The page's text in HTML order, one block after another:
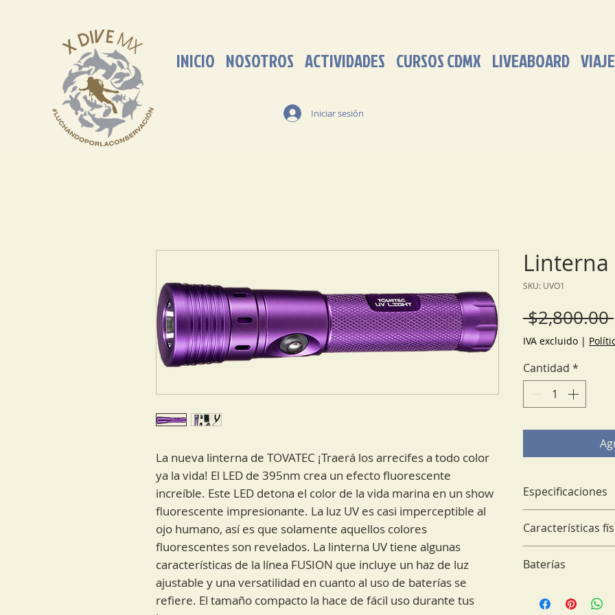
INICIO NOSOTROS ACTIVIDADES CURSOS CDMX LIVEABOARD
Iniciar sesión
La nueva linterna de TOVATEC ¡Traerá los arrecifes a todo color
ya la vida! El LED de 395nm crea un efecto fluorescente
increíble. Este LED detona el color de la vida marina en un show
fluorescente impresionante. La luz UV es casi imperceptible al
ojo humano, así es que solamente aquellos colores
fluorescentes son revelados. La linterna UV tiene algunas
características de la línea FUSION que incluye un haz de luz
ajustable y una versatilidad en cuanto al uso de baterías se
refiere. El tamaño compacto la hace de fácil uso durante tus
Linterna
SKU: UVO1
$2,800.00
IVA excluido |
Cantidad *
Especificaciones
Haz de luz:
Multi - función:
100% únicamente
Características
Tamaño : 14.9
Resistente de
Baterías
Duración